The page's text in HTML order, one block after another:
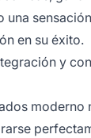
una
en su éxito.
y
moderno